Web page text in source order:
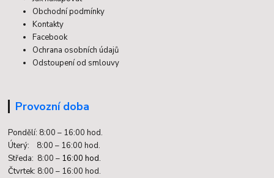
Obchodní podmínky
Kontakty
Facebook
Ochrana osobních údajů
Odstoupení od smlouvy
Provozní doba
Pondělí: 8:00 – 16:00 hod.
Úterý: 8:00 – 16:00 hod.
Středa: 8:00 – 16:00 hod.
Čtvrtek: 8:00 – 16:00 hod.